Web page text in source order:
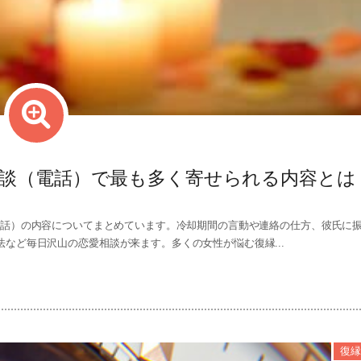
（電話）で最も多く寄せられる内容とは
）の内容についてまとめています。冷却期間の言動や連絡の仕方、彼氏に
ど毎日沢山の恋愛相談が来ます。多くの女性が悩む復縁...
復縁